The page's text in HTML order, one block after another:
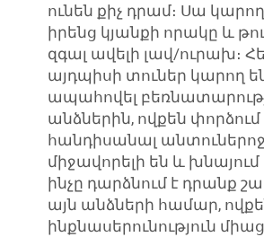
ունեն քիչ դրամ։ Սա
իրենց կյանքի որակը և
զգալ ավելի լավ/ուրախ։
այդպիսի տուներ կարող
ապահովել
անձներին, ովքեն փորձում
հանդիսանալ
միջավորելի են և
ինչը դարձնում է դրանք
այն անձների համար,
ինքնասերունություն